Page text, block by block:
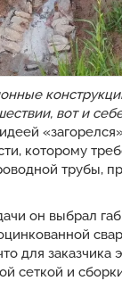
вот и
которому
трубы,
он выбрал
для
сеткой и